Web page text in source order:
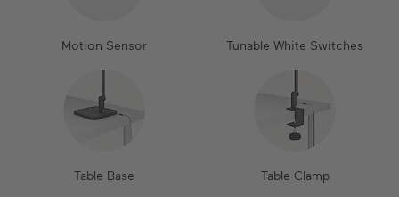
Motion Sensor Tunable White Switches
Table Base Table Clamp